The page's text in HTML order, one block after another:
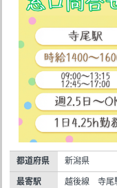
都道府県 新潟県
最寄駅 越後線 寺尾